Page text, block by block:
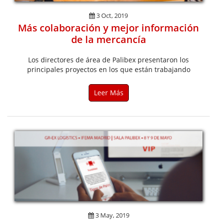
3 Oct, 2019
Más colaboración y mejor información
de la mercancía
Los directores de área de Palibex presentaron los
principales proyectos en los que están trabajando
Leer Más
3 May, 2019